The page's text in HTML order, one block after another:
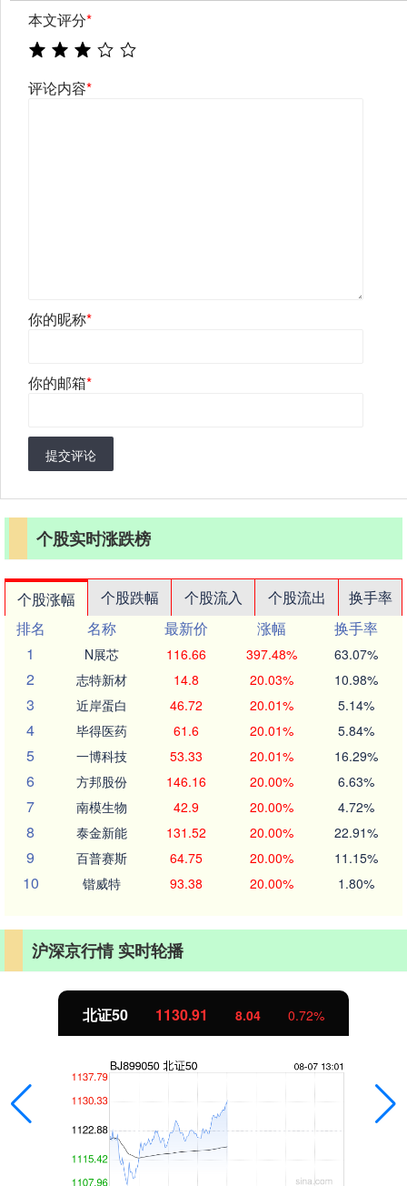
本文评分*
评论内容*
你的昵称*
你的邮箱*
提交评论
个股实时涨跌榜
个股涨幅 个股跌幅 个股流入 个股流出
换手率
排名
名称 最新价 涨幅
换手率
1
N展芯 116.66 397.48% 63.07%
2 志特新材 14.8 20.03% 10.98%
3 近岸蛋白 46.72 20.01% 5.14%
4 毕得医药 61.6 20.01% 5.84%
5 一博科技 53.33 20.01% 16.29%
6 方邦股份 146.16 20.00% 6.63%
7 南模生物 42.9 20.00% 4.72%
8 泰金新能 131.52 20.00% 22.91%
9 百普赛斯 64.75 20.00% 11.15%
10 锴威特 93.38 20.00% 1.80%
沪深京行情 实时轮播
北证50 1130.98 8.11 0.72%